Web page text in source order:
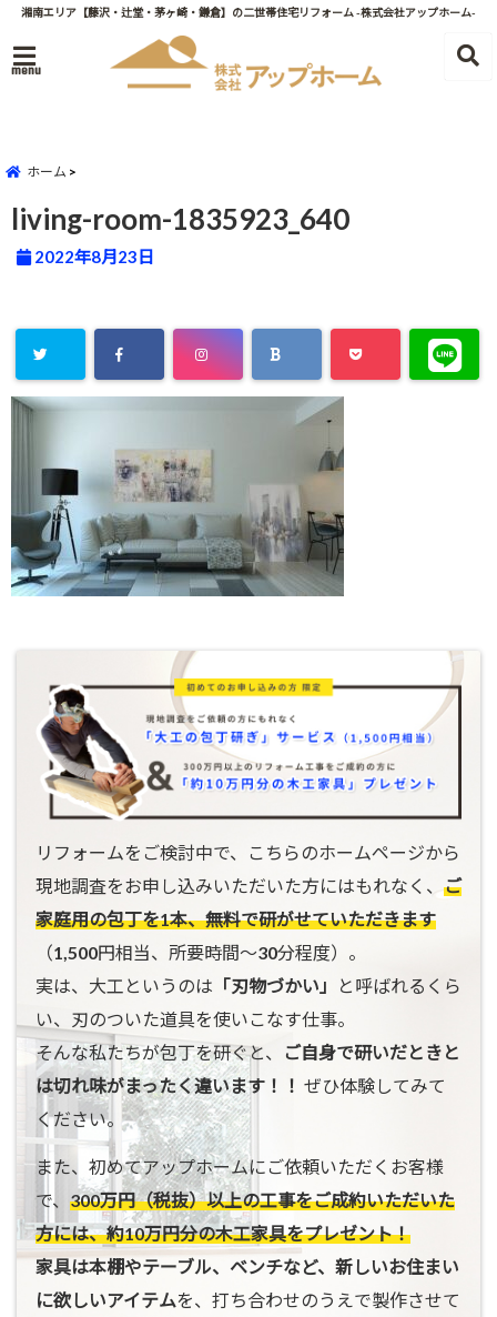
湘南エリア【藤沢・辻堂・茅ヶ崎・鎌倉】の二世帯住宅リフォーム -株式会社アップホーム-
menu
ホーム
living-room-1835923_640
2022年8月23日
リフォームをご検討中で、こちらのホームページから
現地調査をお申し込みいただいた方にはもれなく、 ご
家庭用の包丁を1本、無料で研がせていただきます
（1,500円相当、所要時間〜30分程度）。
実は、大工というのは 「刃物づかい」
と呼ばれるくら
い、刃のついた道具を使いこなす仕事。
そんな私たちが包丁を研ぐと、
ご自身で研いだときと
は切れ味がまったく違います！！ ぜひ体験してみて
ください。
また、初めてアップホームにご依頼いただくお客様
で、 300万円（税抜）以上の工事をご成約いただいた
方には、約10万円分の木工家具をプレゼント！
家具は本棚やテーブル、ベンチなど、新しいお住まい
に欲しいアイテムを、打ち合わせのうえで製作させて